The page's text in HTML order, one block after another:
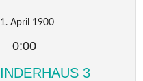
April 1900
0:00
3